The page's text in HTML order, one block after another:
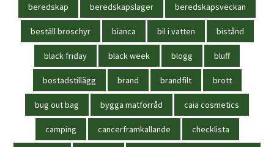
beredskap beredskapslager beredskapsveckan
beställ broschyr bianca bil i vatten bistånd
black friday black week blogg bluff
bostadstillägg brand brandfilt brott
bug out bag bygga matförråd caia cosmetics
camping cancerframkallande checklista